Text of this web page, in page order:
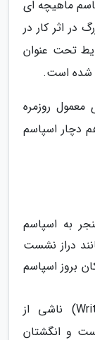
ماهیچه ای
در اثر کار در
تحت عنوان
معمول روزمره
دچار اسپاسم
به اسپاسم
دراز نشست
بروز اسپاسم
گرفتگی عضلانی نویسنده (Writers cramps) ناشی از
و انگشتان